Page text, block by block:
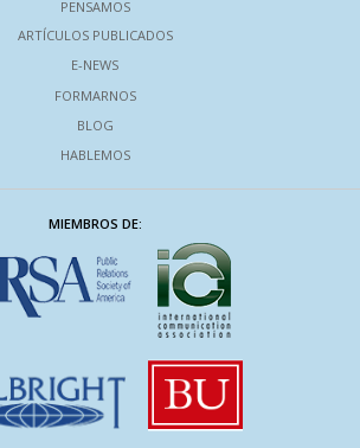
PENSAMOS
ARTÍCULOS PUBLICADOS
E-NEWS
FORMARNOS
BLOG
HABLEMOS
MIEMBROS DE: